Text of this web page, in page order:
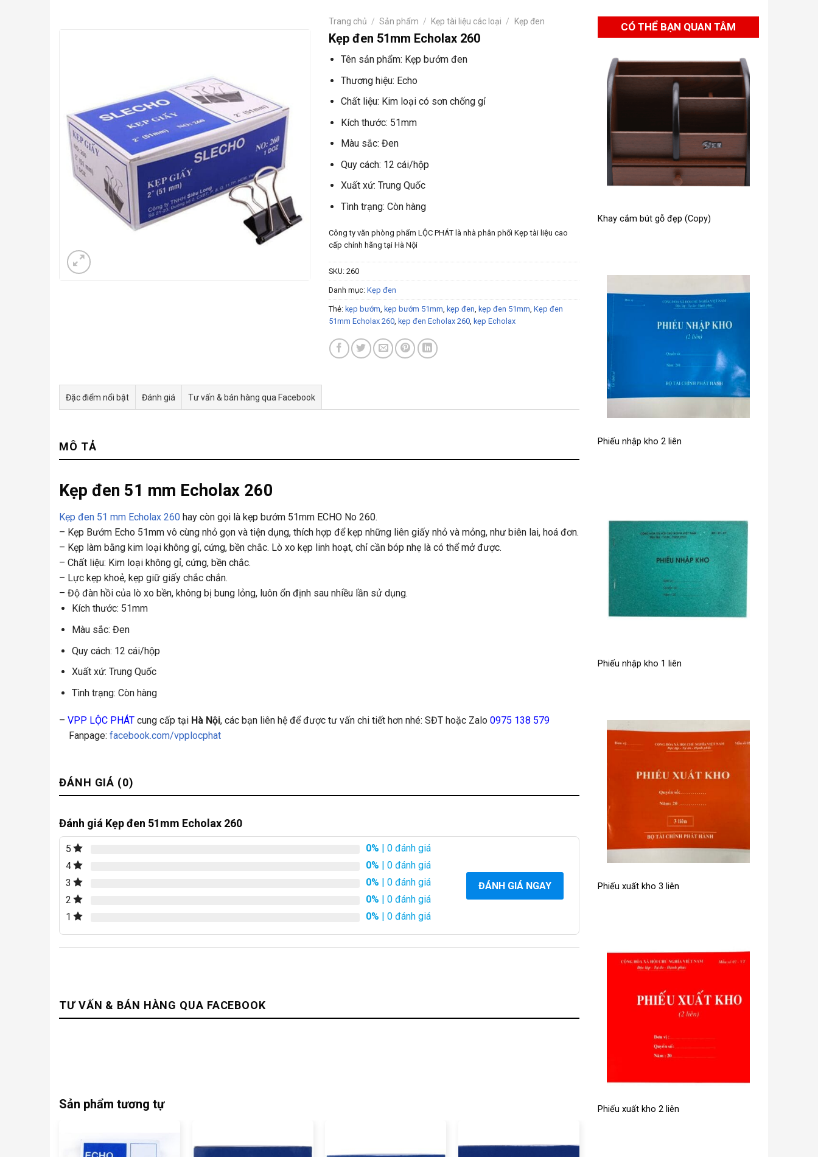
Trang chủ / Sản phẩm / Kẹp tài liệu các loại / Kẹp đen
Kẹp đen 51mm Echolax 260
Tên sản phẩm: Kẹp bướm đen
Thương hiệu: Echo
Chất liệu: Kim loại có sơn chống gỉ
Kích thước: 51mm
Màu sắc: Đen
Quy cách: 12 cái/hộp
Xuất xứ: Trung Quốc
Tình trạng: Còn hàng
Công ty văn phòng phẩm LỘC PHÁT là nhà phân phối Kẹp tài liệu cao
cấp chính hãng tại Hà Nội
SKU: 260
Danh mục: Kẹp đen
Thẻ: kẹp bướm kẹp bướm 51mm kẹp đen kẹp đen 51mm Kẹp đen
51mm Echolax 260, kẹp đen Echolax 260, kẹp Echolax
Đặc điểm nổi bật Đánh giá Tư vấn & bán hàng qua Facebook
MÔ TẢ
Kẹp đen 51 mm Echolax 260
Kẹp đen 51 mm Echolax 260 hay còn gọi là kẹp bướm 51mm ECHO No 260.
– Kẹp Bướm Echo 51mm vô cùng nhỏ gọn và tiện dụng, thích hợp để kẹp những liên giấy nhỏ và mỏng, như biên lai, hoá đơn.
– Kẹp làm bằng kim loại không gỉ, cứng, bền chắc. Lò xo kẹp linh hoạt, chỉ cần bóp nhẹ là có thể mở được.
– Chất liệu: Kim loại không gỉ, cứng, bền chắc.
– Lực kẹp khoẻ, kẹp giữ giấy chắc chắn.
– Độ đàn hồi của lò xo bền, không bị bung lỏng, luôn ổn định sau nhiều lần sử dụng.
Kích thước: 51mm
Màu sắc: Đen
Quy cách: 12 cái/hộp
Xuất xứ: Trung Quốc
Tình trạng: Còn hàng
– VPP LỘC PHÁT cung cấp tại Hà Nội, các bạn liên hệ để được tư vấn chi tiết hơn nhé: SĐT hoặc Zalo 0975 138 579
Fanpage: facebook.com/vpplocphat
ĐÁNH GIÁ (0)
Đánh giá Kẹp đen 51mm Echolax 260
5 0% | 0 đánh giá
4
0% | 0 đánh giá
3
0% | 0 đánh giá
2
0% | 0 đánh giá
1
0% | 0 đánh giá
ĐÁNH GIÁ NGAY
TƯ VẤN & BÁN HÀNG QUA FACEBOOK
Sản phẩm tương tự
CÓ THỂ BẠN QUAN TÂM
Khay cắm bút gỗ đẹp (Copy)
Phiếu nhập kho 2 liên
Phiếu nhập kho 1 liên
Phiếu xuất kho 3 liên
Phiếu xuất kho 2 liên